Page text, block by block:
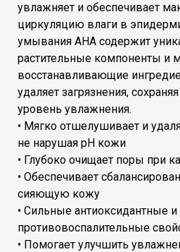
увлажняет и обеспечивает
циркуляцию влаги в
умывания AHA содержит
растительные компоненты и
восстанавливающие
удаляет загрязнения,
уровень увлажнения.
• Мягко отшелушивает и
не нарушая рН кожи
• Глубоко очищает поры при
• Обеспечивает
сияющую кожу
• Сильные антиоксидантные и
противовоспалительные
• Помогает улучшить